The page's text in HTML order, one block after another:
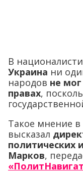
В
Украина ни
народов не
правах,
Такое мнение в
высказал
политических
Марков,